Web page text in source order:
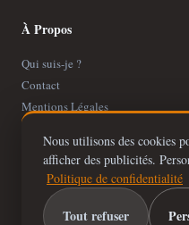
À Propos
Qui suis-je ?
Contact
Mentions Légales
Plan de site
Nous utilisons des cookies
afficher des publicités.
Politique de confidentialité
Tout refuser